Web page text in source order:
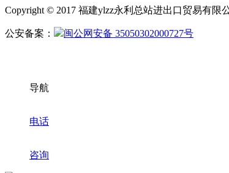
Copyright © 2017 福建ylzz永利总站进出口贸易有限
公安备案： 闽公网安备 35050302000727号
导航
电话
咨询